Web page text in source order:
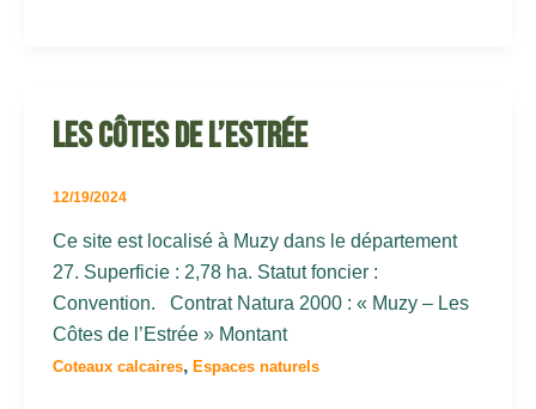
Les Côtes de l’Estrée
12/19/2024
Ce site est localisé à Muzy dans le département
27. Superficie : 2,78 ha. Statut foncier :
Convention. Contrat Natura 2000 : « Muzy – Les
Côtes de l’Estrée » Montant
Coteaux calcaires, Espaces naturels